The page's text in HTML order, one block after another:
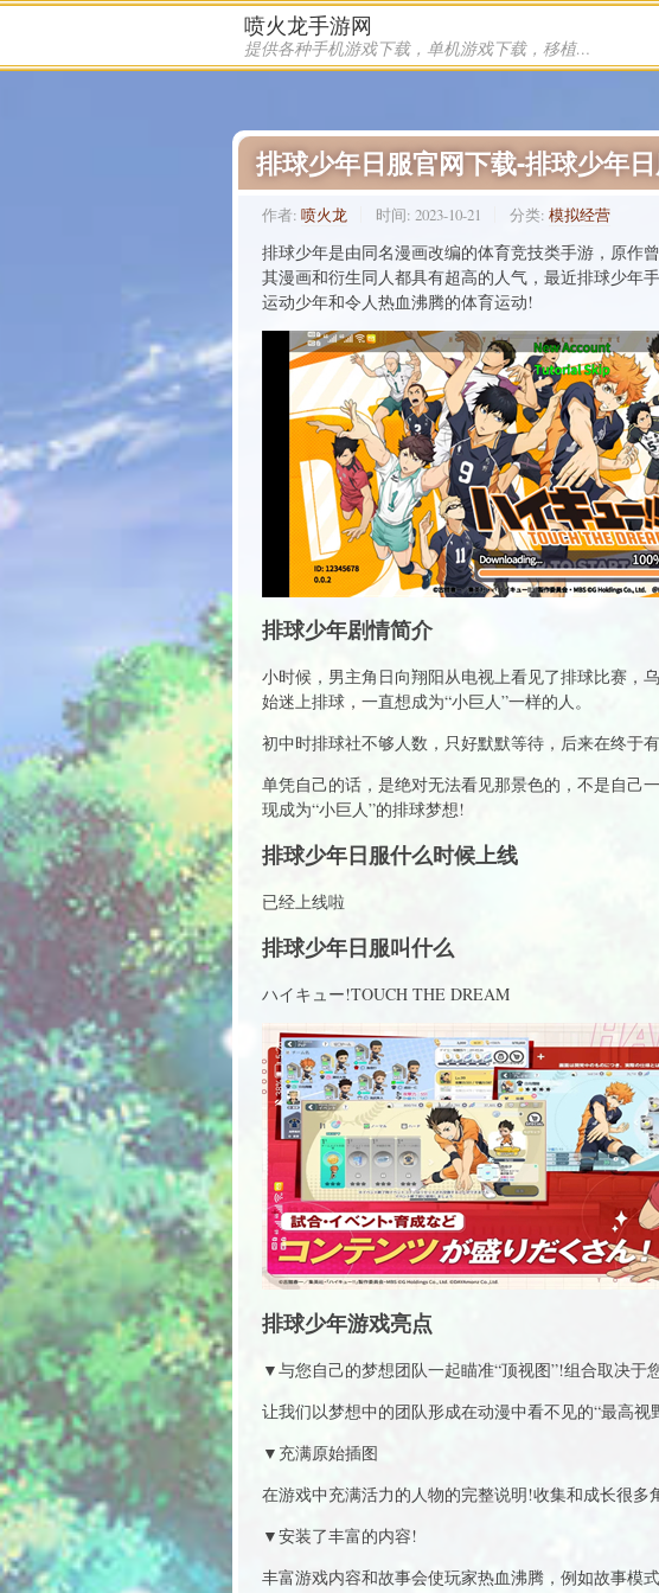
喷火龙手游网
提供各种手机游戏下载，单机游戏下载，移植游戏下载
排球少年日服官网下载-排球少年
作者: 喷火龙 时间: 2023-10-21 分类: 模拟经营
排球少年是由同名漫画改编的体育竞技类手游，原作
其漫画和衍生同人都具有超高的人气，最近排球少年
运动少年和令人热血沸腾的体育运动!
排球少年剧情简介
小时候，男主角日向翔阳从电视上看见了排球比赛，
始迷上排球，一直想成为“小巨人”一样的人。
初中时排球社不够人数，只好默默等待，后来在终于
单凭自己的话，是绝对无法看见那景色的，不是自己
现成为“小巨人”的排球梦想!
排球少年日服什么时候上线
已经上线啦
排球少年日服叫什么
ハイキュー!TOUCH THE DREAM
排球少年游戏亮点
▼与您自己的梦想团队一起瞄准“顶视图”!组合取决于
让我们以梦想中的团队形成在动漫中看不见的“最高视
▼充满原始插图
在游戏中充满活力的人物的完整说明!收集和成长很多
▼安装了丰富的内容!
丰富游戏内容和故事会使玩家热血沸腾，例如故事模